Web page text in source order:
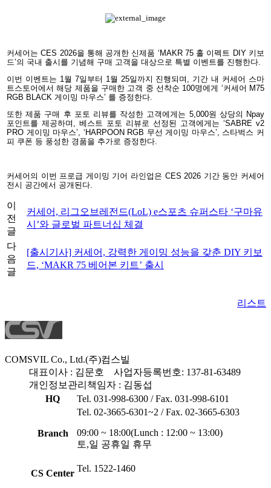
커세어는 CES 2026을 통해 공개한 신제품 ‘MAKR 75 홀 이펙트 DIY 키보
드’의 국내 출시를 기념해 구매 고객을 대상으로 특별 이벤트를 진행한다.
이번 이벤트는 1월 7일부터 1월 25일까지 진행되며, 기간 내 커세어 스마
트스토어에서 해당 제품을 구매한 고객 중 선착순 100명에게 ‘커세어 M75
RGB BLACK 게이밍 마우스’ 를 증정한다.
또한 제품 구매 후 포토 리뷰를 작성한 고객에게는 5,000원 상당의 Npay
포인트를 제공하며, 베스트 포토 리뷰로 선정된 고객에게는 ‘SABRE v2
PRO 게이밍 마우스’, ‘HARPOON RGB 무선 게이밍 마우스’, 스타벅스 커
피 쿠폰 등 풍성한 경품을 추가로 증정한다.
커세어의 이번 프로급 게이밍 기어 라인업은 CES 2026 기간 동안 커세어
전시 공간에서 공개된다.
이
전
글
커세어, 리그오브레전드(LoL) e스포츠 슈퍼스타 ‘구마유
시’와 글로벌 파트너십 체결
다
음
글
[출시기사] 커세어, 강력한 게이밍 성능을 갖춘 DIY 키보
드, ‘MAKR 75 베어본 키트’ 출시
리스트
COMSVIL Co., Ltd.(주)컴스빌
대표이사 : 김문호 사업자등록번호: 137-81-63489
개인정보관리책임자 : 김동섭
HQ
Tel. 031-998-6300 / Fax. 031-998-6101
Branch
Tel. 02-3665-6301~2 / Fax. 02-3665-6303
09:00 ~ 18:00(Lunch : 12:00 ~ 13:00)
토,일 공휴일 휴무
CS Center Tel. 1522-1460